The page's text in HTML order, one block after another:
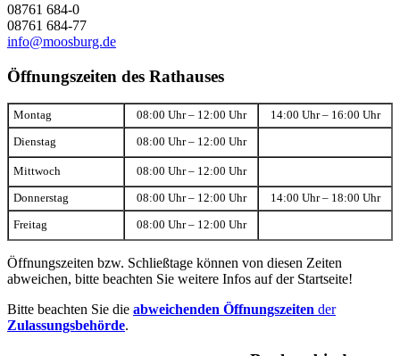
08761 684-0
08761 684-77
info@moosburg.de
Öffnungszeiten des Rathauses
Montag 08:00 Uhr – 12:00 Uhr 14:00 Uhr – 16:00 Uhr
Dienstag 08:00 Uhr – 12:00 Uhr
Mittwoch 08:00 Uhr – 12:00 Uhr
Donnerstag 08:00 Uhr – 12:00 Uhr 14:00 Uhr – 18:00 Uhr
Freitag 08:00 Uhr – 12:00 Uhr
Öffnungszeiten bzw. Schließtage können von diesen Zeiten
abweichen, bitte beachten Sie weitere Infos auf der Startseite!
Bitte beachten Sie die abweichenden Öffnungszeiten der
Zulassungsbehörde.